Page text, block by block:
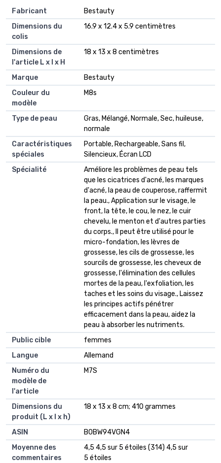
Fabricant
‎Bestauty
Dimensions du
colis
‎16.9 x 12.4 x 5.9 centimètres
Dimensions de
l'article L x l x H
‎18 x 13 x 8 centimètres
Marque
‎Bestauty
Couleur du
modèle
‎M8s
Type de peau
‎Gras, Mélangé, Normale, Sec, huileuse,
normale
Caractéristiques
spéciales
‎Portable, Rechargeable, Sans fil,
Silencieux, Écran LCD
Spécialité
‎Améliore les problèmes de peau tels
que les cicatrices d'acné, les marques
d'acné, la peau de couperose, raffermit
la peau., Application sur le visage, le
front, la tête, le cou, le nez, le cuir
chevelu, le menton et d'autres parties
du corps., Il peut être utilisé pour le
micro-fondation, les lèvres de
grossesse, les cils de grossesse, les
sourcils de grossesse, les cheveux de
grossesse, l'élimination des cellules
mortes de la peau, l'exfoliation, les
taches et les soins du visage., Laissez
les principes actifs pénétrer
efficacement dans la peau, aidez la
peau à absorber les nutriments.
Public cible
‎femmes
Langue
‎Allemand
Numéro du
modèle de
l'article
‎M7S
Dimensions du
produit (L x l x h)
‎18 x 13 x 8 cm; 410 grammes
ASIN
‎B0BW94VGN4
Moyenne des
commentaires
4,5 4,5 sur 5 étoiles (314) 4,5 sur
5 étoiles